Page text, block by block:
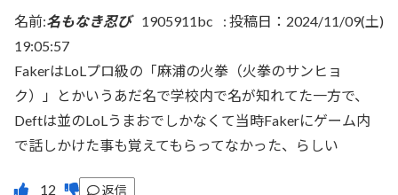
名前:名もなき忍び 1905911bc : 投稿日：2024/11/09(土)
19:05:57
FakerはLoLプロ級の「麻浦の火拳（火拳のサンヒョ
ク）」とかいうあだ名で学校内で名が知れてた一方で、
Deftは並のLoLうまおでしかなくて当時Fakerにゲーム内
で話しかけた事も覚えてもらってなかった、らしい
返信